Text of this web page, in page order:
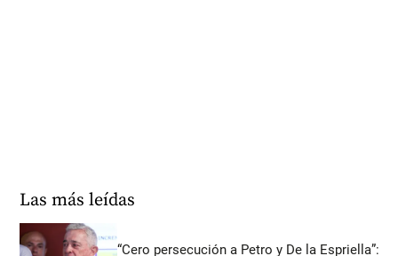
Las más leídas
“Cero persecución a Petro y De la Espriella”: